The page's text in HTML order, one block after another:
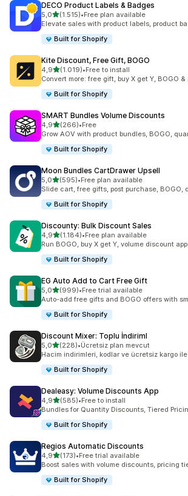
DECO Product Labels & Badges
5,05 yıldız üzerinden
(1.515)
toplam 1515 değerlendirme
•Free plan available
Elevate sales with product labels, product
Built for Shopify
Kite Discount, Free Gift, BOGO
4,95 yıldız üzerinden
(1.019)
toplam 1019 değerlendirme
•Free to install
Convert more: free gift, buy X get Y, BOGO &
Built for Shopify
SMART Bundles Volume Discounts
4,95 yıldız üzerinden
(266)
toplam 266 değerlendirme
•Free
Grow AOV with product bundles, BOGO,
Built for Shopify
Moon Bundles CartDrawer Upsell
5,05 yıldız üzerinden
(595)
toplam 595 değerlendirme
•Free plan available
Slide cart, free gifts, post purchase, BOGO,
Built for Shopify
Discounty: Bulk Discount Sales
4,95 yıldız üzerinden
(1.184)
toplam 1184 değerlendirme
•Free plan available
Run BOGO, buy X get Y, volume discount
Built for Shopify
EG Auto Add to Cart Free Gift
5,05 yıldız üzerinden
(999)
toplam 999 değerlendirme
•Free trial available
Auto-add free gifts and BOGO offers with
Built for Shopify
Discount Mixer: Toplu İndiriml
5,05 yıldız üzerinden
(228)
toplam 228 değerlendirme
•Ücretsiz plan mevcut
Hacim indirimleri, kodlar ve ücretsiz kargo ile
Built for Shopify
Dealeasy: Volume Discounts App
4,95 yıldız üzerinden
(585)
toplam 585 değerlendirme
•Free to install
Bundles for Quantity Discounts, Tiered
Built for Shopify
Regios Automatic Discounts
4,95 yıldız üzerinden
(173)
toplam 173 değerlendirme
•Free trial available
Boost sales with volume discounts, pricing
Built for Shopify